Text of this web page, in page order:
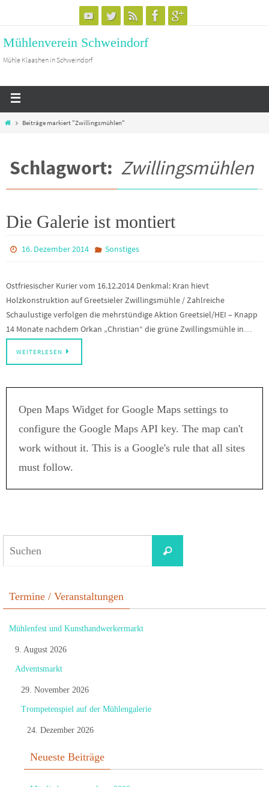
Mühlenverein Schweindorf
Mühle Klaashen in Schweindorf
Beiträge markiert "Zwillingsmühlen"
Schlagwort: Zwillingsmühlen
Die Galerie ist montiert
16. Dezember 2014 Sonstiges
Ostfriesischer Kurier vom 16.12.2014 Denkmal: Kran hievt
Holzkonstruktion auf Greetsieler Zwillingsmühle / Zahlreiche
Schaulustige verfolgen die mehrstündige Aktion Greetsiel/HEI – Knapp
14 Monate nachdem Orkan „Christian“ die grüne Zwillingsmühle in…
WEITERLESEN
Open Maps Widget for Google Maps settings to
configure the Google Maps API key. The map can't
work without it. This is a Google's rule that all sites
must follow.
Termine / Veranstaltungen
Mühlenfest und Kunsthandwerkermarkt
9. August 2026
Adventsmarkt
29. November 2026
Trompetenspiel auf der Mühlengalerie
24. Dezember 2026
Neueste Beiträge